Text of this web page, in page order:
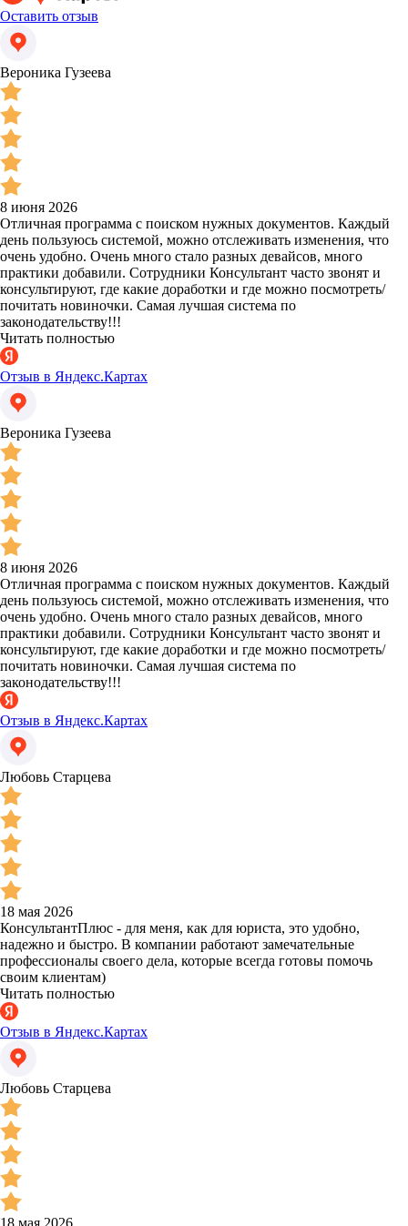
Оставить отзыв
Вероника Гузеева
8 июня 2026
Отличная программа с поиском нужных документов. Каждый
день пользуюсь системой, можно отслеживать изменения, что
очень удобно. Очень много стало разных девайсов, много
практики добавили. Сотрудники Консультант часто звонят и
консультируют, где какие доработки и где можно посмотреть/
почитать новиночки. Самая лучшая система по
законодательству!!!
Читать полностью
Отзыв в Яндекс.Картах
Вероника Гузеева
8 июня 2026
Отличная программа с поиском нужных документов. Каждый
день пользуюсь системой, можно отслеживать изменения, что
очень удобно. Очень много стало разных девайсов, много
практики добавили. Сотрудники Консультант часто звонят и
консультируют, где какие доработки и где можно посмотреть/
почитать новиночки. Самая лучшая система по
законодательству!!!
Отзыв в Яндекс.Картах
Любовь Старцева
18 мая 2026
КонсультантПлюс - для меня, как для юриста, это удобно,
надежно и быстро. В компании работают замечательные
профессионалы своего дела, которые всегда готовы помочь
своим клиентам)
Читать полностью
Отзыв в Яндекс.Картах
Любовь Старцева
18 мая 2026